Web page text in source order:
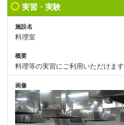
実習・実験
施設名
料理室
概要
料理等の実習にご利用いただけます
画像